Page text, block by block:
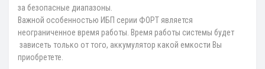
за безопасные диапазоны.
Важной особенностью ИБП серии ФОРТ является
неограниченное время работы. Время работы системы будет
зависеть только от того, аккумулятор какой емкости Вы
приобретете.